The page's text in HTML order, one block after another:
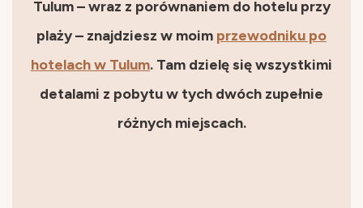
Tulum – wraz z porównaniem do hotelu przy
plaży – znajdziesz w moim przewodniku po
hotelach w Tulum. Tam dzielę się wszystkimi
detalami z pobytu w tych dwóch zupełnie
różnych miejscach.